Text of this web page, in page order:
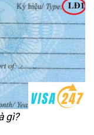
gì?